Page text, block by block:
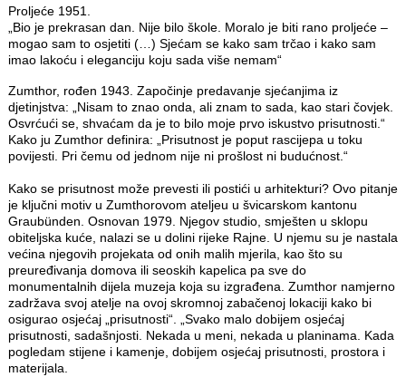
Proljeće 1951.
„Bio je prekrasan dan. Nije bilo škole. Moralo je biti rano proljeće –
mogao sam to osjetiti (…) Sjećam se kako sam trčao i kako sam
imao lakoću i eleganciju koju sada više nemam“
Zumthor, rođen 1943. Započinje predavanje sjećanjima iz
djetinjstva: „Nisam to znao onda, ali znam to sada, kao stari čovjek.
Osvrćući se, shvaćam da je to bilo moje prvo iskustvo prisutnosti.“
Kako ju Zumthor definira: „Prisutnost je poput rascijepa u toku
povijesti. Pri čemu od jednom nije ni prošlost ni budućnost.“
Kako se prisutnost može prevesti ili postići u arhitekturi? Ovo pitanje
je ključni motiv u Zumthorovom ateljeu u švicarskom kantonu
Graubünden. Osnovan 1979. Njegov studio, smješten u sklopu
obiteljska kuće, nalazi se u dolini rijeke Rajne. U njemu su je nastala
većina njegovih projekata od onih malih mjerila, kao što su
preuređivanja domova ili seoskih kapelica pa sve do
monumentalnih dijela muzeja koja su izgrađena. Zumthor namjerno
zadržava svoj atelje na ovoj skromnoj zabačenoj lokaciji kako bi
osigurao osjećaj „prisutnosti“. „Svako malo dobijem osjećaj
prisutnosti, sadašnjosti. Nekada u meni, nekada u planinama. Kada
pogledam stijene i kamenje, dobijem osjećaj prisutnosti, prostora i
materijala.